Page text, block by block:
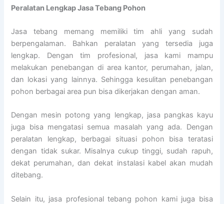
Peralatan Lengkap Jasa Tebang Pohon
Jasa tebang memang memiliki tim ahli yang sudah
berpengalaman. Bahkan peralatan yang tersedia juga
lengkap. Dengan tim profesional, jasa kami mampu
melakukan penebangan di area kantor, perumahan, jalan,
dan lokasi yang lainnya. Sehingga kesulitan penebangan
pohon berbagai area pun bisa dikerjakan dengan aman.
Dengan mesin potong yang lengkap, jasa pangkas kayu
juga bisa mengatasi semua masalah yang ada. Dengan
peralatan lengkap, berbagai situasi pohon bisa teratasi
dengan tidak sukar. Misalnya cukup tinggi, sudah rapuh,
dekat perumahan, dan dekat instalasi kabel akan mudah
ditebang.
Selain itu, jasa profesional tebang pohon kami juga bisa